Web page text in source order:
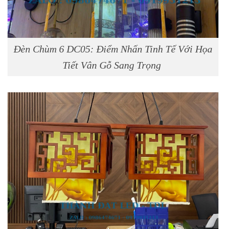
Đèn Chùm 6 DC05: Điểm Nhấn Tinh Tế Với Họa
Tiết Vân Gỗ Sang Trọng